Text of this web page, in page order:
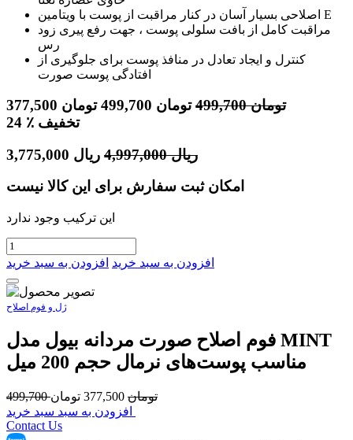
اصلاحی بسیار آسان در کنار مراقبت از پوست با ویتامین E
مراقبت کامل از بافت سلولی پوست ، جهت رفع پیری زود
رس
کنترل و ایجاد تعادل در منافذ پوست برای جلوگیری از
افتادگی پوست صورت
377,500 تومان 499,700تومان 499,700 تومان
24
٪ تخفیف
3,775,000 ریال 4,997,000 ریال
امکان ثبت سفارش برای این کالا نیست
این ترکیب وجود ندارد
افزودن به سبد خرید افزودن به سبد خرید
ژل و فوم اصلاح
فوم اصلاح صورت مردانه بیول مدل MINT
مناسب پوست‌های نرمال حجم 200 میل
499,700 تومان 377,500 تومان
Contact Us